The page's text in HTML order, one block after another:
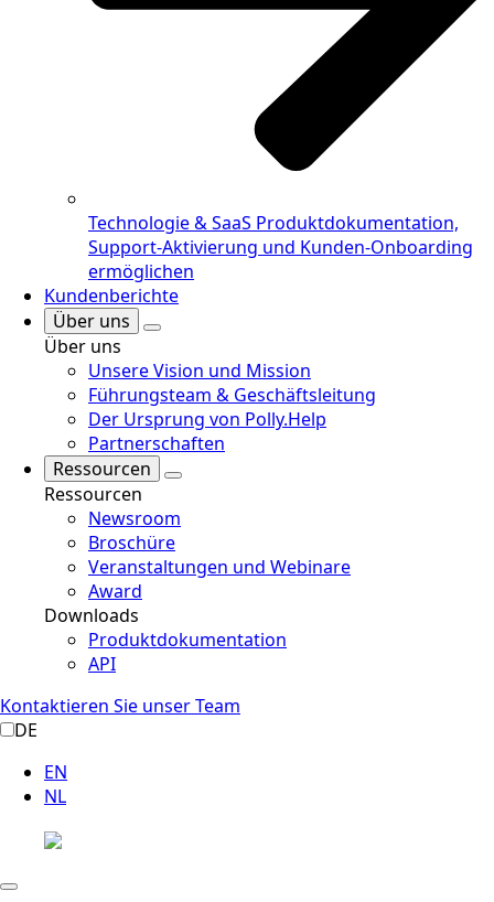
Technologie & SaaS Produktdokumentation,
Support-Aktivierung und Kunden-Onboarding
ermöglichen
Kundenberichte
Über uns
Über uns
Unsere Vision und Mission
Führungsteam & Geschäftsleitung
Der Ursprung von Polly.Help
Partnerschaften
Ressourcen
Ressourcen
Newsroom
Broschüre
Veranstaltungen und Webinare
Award
Downloads
Produktdokumentation
API
Kontaktieren Sie unser Team
DE
EN
NL